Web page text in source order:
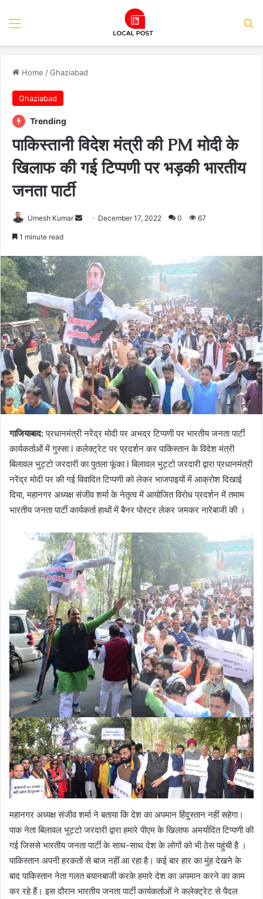
Menu
Home /Ghaziabad
Ghaziabad
Trending
पाकिस्तानी विदेश मंत्री की PM मोदी के
खिलाफ की गई टिप्पणी पर भड़की भारतीय
जनता पार्टी
Umesh Kumar
Send December 17, 2022 0 67
1 minute read
गाजियाबाद:प्रधानमंत्री नरेंद्र मोदी पर अभद्र टिप्पणी पर भारतीय जनता पार्टी
कार्यकर्ताओं में गुस्सा l कलेक्ट्रेट पर प्रदर्शन कर पाकिस्तान के विदेश मंत्री
बिलावल भुट्टो जरदारी का पुतला फूंका l बिलावल भुट्टो जरदारी द्वारा प्रधानमंत्री
नरेंद्र मोदी पर की गई विवादित टिप्पणी को लेकर भाजपाइयों में आक्रोश दिखाई
दिया, महानगर अध्यक्ष संजीव शर्मा के नेतृत्व में आयोजित विरोध प्रदर्शन में तमाम
भारतीय जनता पार्टी कार्यकर्ता हाथों में बैनर पोस्टर लेकर जमकर नारेबाजी की ।
महानगर अध्यक्ष संजीव शर्मा ने बताया कि देश का अपमान हिंदुस्तान नहीं सहेगा।
पाक नेता बिलावल भुट्टो जरदारी द्वारा हमारे पीएम के खिलाफ अमर्यादित टिप्पणी की
गई जिससे भारतीय जनता पार्टी के साथ-साथ देश के लोगों को भी ठेस पहुंची है ।
पाकिस्तान अपनी हरकतों से बाज नहीं आ रहा है। कई बार हार का मुंह देखने के
बाद पाकिस्तान नेता गलत बयानबाजी करके हमारे देश का अपमान करने का काम
कर रहे हैं। इस दौरान भारतीय जनता पार्टी कार्यकर्ताओं ने कलेक्ट्रेट से पैदल